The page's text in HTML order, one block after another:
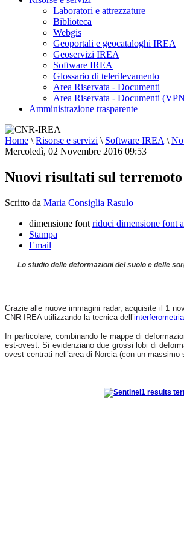
Laboratori e attrezzature
Biblioteca
Webgis
Geoportali e geocataloghi IREA
Geoservizi IREA
Software IREA
Glossario di telerilevamento
Area Riservata - Documenti
Area Riservata - Documenti
Amministrazione trasparente
Home \ Risorse e servizi \ Software IREA \
Mercoledì, 02 Novembre 2016 09:53
Nuovi risultati sul
Scritto da Maria Consiglia Rasulo
dimensione font riduci dimensione font
Stampa
Email
Lo studio delle deformazioni del suolo e delle
Grazie alle nuove immagini radar, acquisite il 1
CNR-IREA utilizzando la tecnica dell’
In particolare, combinando le mappe di
est-ovest. Si evidenziano due grossi lobi di
ovest centrati nell’area di Norcia (con un massimo